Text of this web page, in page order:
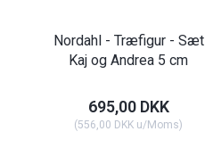
Nordahl - Træfigur - Sæt
Kaj og Andrea 5 cm
695,00 DKK
(556,00 DKK u/Moms)